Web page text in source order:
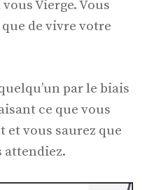
Vierge. Vous
que de vivre votre
par le biais
ce que vous
et vous saurez que
attendiez.